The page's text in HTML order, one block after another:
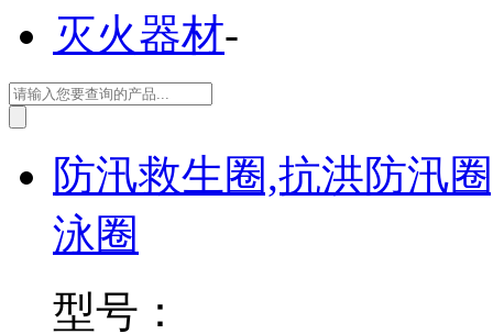
灭火器材-
防汛救生圈,抗洪防汛
泳圈
型号：